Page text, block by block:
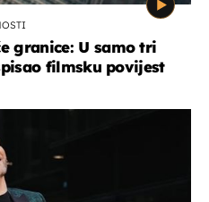
granice: U samo tri
filmsku povijest